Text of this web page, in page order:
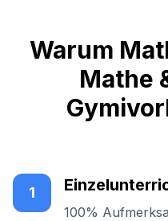
Warum
Mathe
1
100%